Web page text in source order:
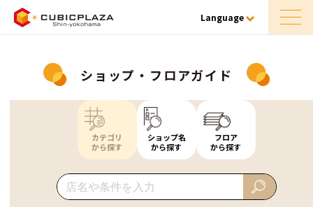
Language
ショップ・フロアガイド
カテゴリ
から探す
ショップ名
から探す
フロア
から探す